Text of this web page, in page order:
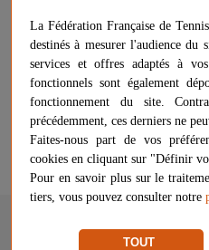
19,90 € -
Options de livraison
Vendu et expédié parVB SPORTS
★★★ ★
★★★ ★
Signaler un problème d'ordre
Description
La Fédération Française de
destinés à mesurer l'audience du
services et offres adaptés à
fonctionnels sont également
fonctionnement du site.
précédemment, ces derniers ne
Faites-nous part de vos
cookies en cliquant sur "Définir
Pour en savoir plus sur le
tiers, vous pouvez consulter notre
TOUT